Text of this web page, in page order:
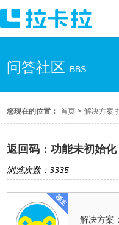
问答社区 BBS
您现在的位置： 首页 > 解决方案
返回码：功能未初始化
浏览次数：3335
解决方案